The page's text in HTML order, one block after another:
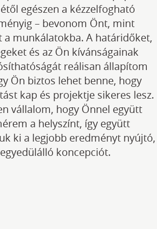
egészen a kézzelfogható
– bevonom Önt, mint
a munkálatokba. A határidőket,
és az Ön kívánságainak
reálisan állapítom
Ön biztos lehet benne, hogy
kap és projektje sikeres lesz.
vállalom, hogy Önnel együtt
a helyszínt, így együtt
ki a legjobb eredményt nyújtó,
egyedülálló koncepciót.